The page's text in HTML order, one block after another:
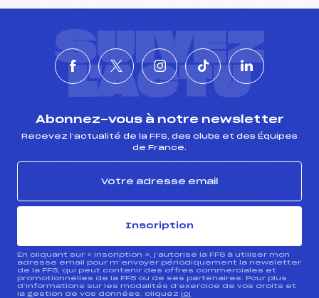
SUIVEZ
L'ACTU
Abonnez-vous à notre newsletter
Recevez l’actualité de la FFS, des clubs et des Équipes
de France.
Inscription
En cliquant sur « inscription », j’autorise la FFS à utiliser mon
adresse email pour m’envoyer périodiquement la newsletter
de la FFS, qui peut contenir des offres commerciales et
promotionnelles de la FFS ou de ses partenaires. Pour plus
d’informations sur les modalités d’exercice de vos droits et
la gestion de vos données, cliquez ici